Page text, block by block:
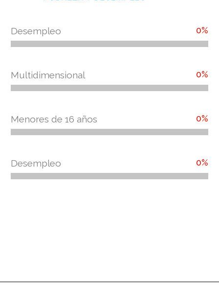
Desempleo 0%
Multidimensional 0%
Menores de 16 años 0%
Desempleo 0%